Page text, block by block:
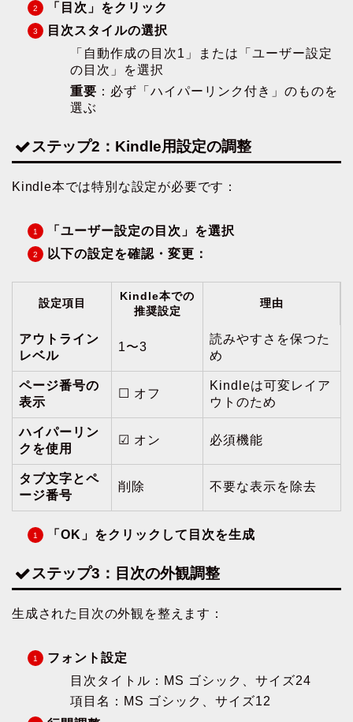
「目次」をクリック
目次スタイルの選択
「自動作成の目次1」または「ユーザー設定
の目次」を選択
重要 ：必ず「ハイパーリンク付き」のものを
選ぶ
ステップ2：Kindle用設定の調整
Kindle本では特別な設定が必要です：
「ユーザー設定の目次」を選択
以下の設定を確認・変更：
設定項目
Kindle本での
推奨設定
理由
アウトライン
レベル
1〜3
読みやすさを保つた
め
ページ番号の
表示
☐ オフ
Kindleは可変レイア
ウトのため
ハイパーリン
クを使用
☑ オン 必須機能
タブ文字とペ
ージ番号
削除 不要な表示を除去
「OK」をクリックして目次を生成
ステップ3：目次の外観調整
生成された目次の外観を整えます：
フォント設定
目次タイトル：MS ゴシック、サイズ24
項目名：MS ゴシック、サイズ12